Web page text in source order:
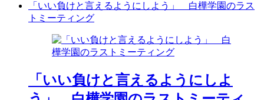
「いい負けと言えるようにしよう」 白樺学園のラス
トミーティング
「いい負けと言えるようにしよ